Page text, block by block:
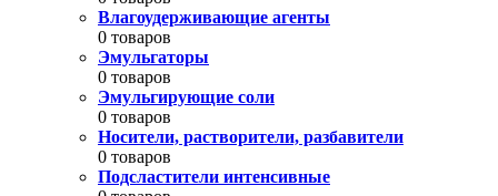
Влагоудерживающие агенты
0 товаров
Эмульгаторы
0 товаров
Эмульгирующие соли
0 товаров
Носители, растворители, разбавители
0 товаров
Подсластители интенсивные